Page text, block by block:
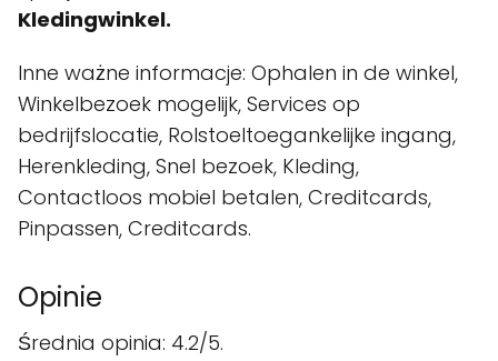
Kledingwinkel.
Inne ważne informacje: Ophalen in de winkel,
Winkelbezoek mogelijk, Services op
bedrijfslocatie, Rolstoeltoegankelijke ingang,
Herenkleding, Snel bezoek, Kleding,
Contactloos mobiel betalen, Creditcards,
Pinpassen, Creditcards.
Opinie
Średnia opinia: 4.2/5.